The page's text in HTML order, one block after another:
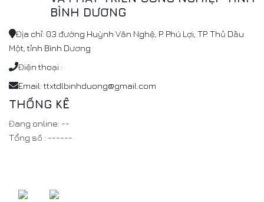
BÌNH DƯƠNG
Địa chỉ: 03 đường Huỳnh Văn Nghệ, P. Phú Lợi, TP. Thủ Dầu
Một, tỉnh Bình Dương
Điện thoại :
Email: ttxtdlbinhduong@gmail.com
THỐNG KÊ
Đang online: 8
Tổng số : 1,120,114